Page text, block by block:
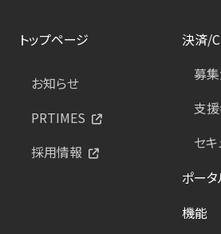
トップページ
お知らせ
PRTIMES
採用情報
決済/
募
支
セキ
ポー
機能